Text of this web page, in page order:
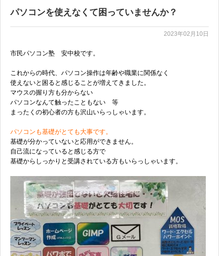
パソコンを使えなくて困っていませんか？
2023年02月10日
市民パソコン塾 安中校です。
これからの時代、パソコン操作は年齢や職業に関係なく
使えないと困ると感じることが増えてきました。
マウスの握り方も分からない
パソコンなんて触ったこともない 等
まったくの初心者の方も沢山いらっしゃいます。
パソコンも基礎がとても大事です。
基礎が分かっていないと応用ができません。
自己流になっていると感じる方で
基礎からしっかりと受講されている方もいらっしゃいます。